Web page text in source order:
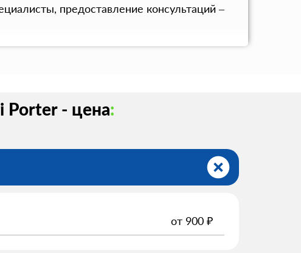
предоставление консультаций –
- цена:
от 900 ₽